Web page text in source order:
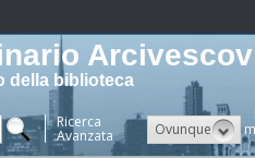
della biblioteca
Ricerca
Avanzata Ovunque